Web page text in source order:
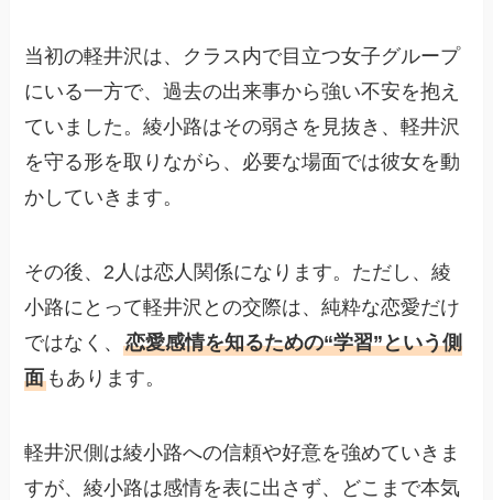
当初の軽井沢は、クラス内で目立つ女子グループ
にいる一方で、過去の出来事から強い不安を抱え
ていました。綾小路はその弱さを見抜き、軽井沢
を守る形を取りながら、必要な場面では彼女を動
かしていきます。
その後、2人は恋人関係になります。ただし、綾
小路にとって軽井沢との交際は、純粋な恋愛だけ
ではなく、恋愛感情を知るための“学習”という側
面 もあります。
軽井沢側は綾小路への信頼や好意を強めていきま
すが、綾小路は感情を表に出さず、どこまで本気